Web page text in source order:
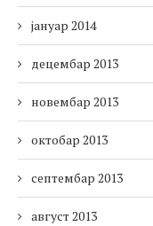
јануар 2014
децембар 2013
новембар 2013
октобар 2013
септембар 2013
август 2013